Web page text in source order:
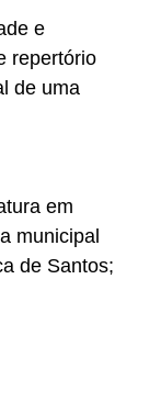
e
repertório
de uma
em
municipal
de Santos;